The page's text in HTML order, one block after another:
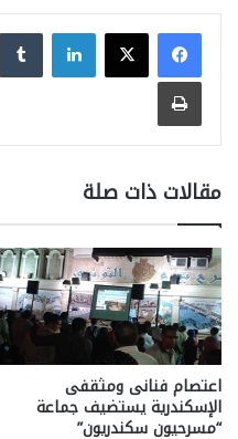
لينكدإن
طباعة
مقالات ذات صلة
اعتصام فنانى ومثقفى
الإسكندرية يستضيف جماعة
“مسرحيون سكندريون”